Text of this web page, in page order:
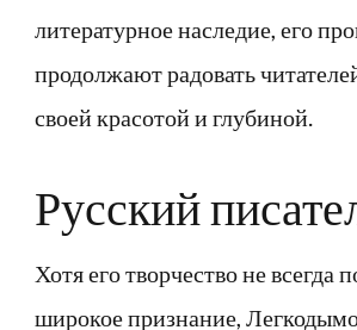
литературное наследие, его
продолжают радовать
своей красотой и глубиной.
Русский
Хотя его творчество не всегда
широкое признание,